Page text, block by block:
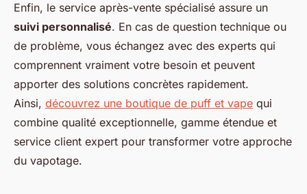
Enfin, le service après-vente spécialisé assure un
suivi personnalisé. En cas de question technique ou
de problème, vous échangez avec des experts qui
comprennent vraiment votre besoin et peuvent
apporter des solutions concrètes rapidement.
Ainsi, découvrez une boutique de puff et vape qui
combine qualité exceptionnelle, gamme étendue et
service client expert pour transformer votre approche
du vapotage.